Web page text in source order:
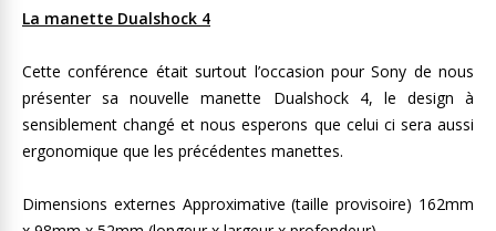
La manette Dualshock 4
Cette conférence était surtout l’occasion pour Sony de nous
présenter sa nouvelle manette Dualshock 4, le design à
sensiblement changé et nous esperons que celui ci sera aussi
ergonomique que les précédentes manettes.
Dimensions externes Approximative (taille provisoire) 162mm